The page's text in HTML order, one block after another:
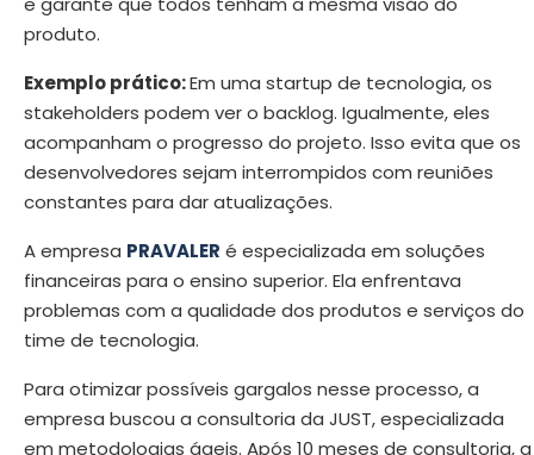
produto.
Exemplo prático:Em uma startup de tecnologia, os
stakeholders podem ver o backlog. Igualmente, eles
acompanham o progresso do projeto. Isso evita que os
desenvolvedores sejam interrompidos com reuniões
constantes para dar atualizações.
A empresa PRAVALER é especializada em soluções
financeiras para o ensino superior. Ela enfrentava
problemas com a qualidade dos produtos e serviços do
time de tecnologia.
Para otimizar possíveis gargalos nesse processo, a
empresa buscou a consultoria da JUST, especializada
em metodologias ágeis. Após 10 meses de consultoria, a